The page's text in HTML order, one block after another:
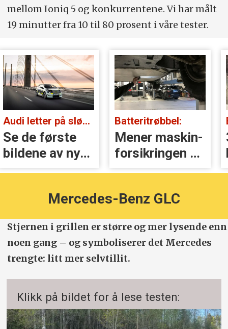
mellom Ioniq 5 og konkurrentene. Vi har målt
19 minutter fra 10 til 80 prosent i våre tester.
Audi letter på sløret:
Se de første
bildene av nye
A2 e-tron
Batteritrøbbel:
Mener maskin­
forsikringen er
nærmest
Mercedes-Benz GLC
Stjernen i grillen er større og mer lysende enn
noen gang – og symboliserer det Mercedes
trengte: litt mer selvtillit.
Klikk på bildet for å lese testen: